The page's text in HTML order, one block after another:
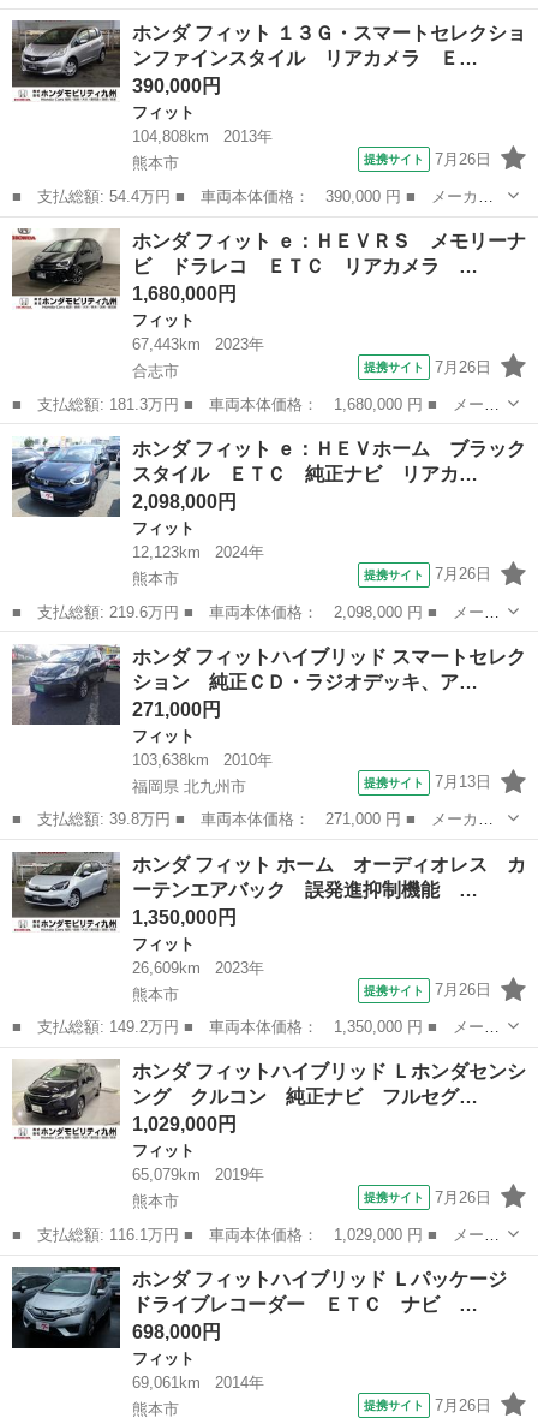
名： ホンダ ■ 車種名： フィットハイブリッド ■ グレード
名： スマートセレクション 販売店保証付き／ユーザー買取車／純
正ナビ・ＴＶ／バ...
福岡 筑紫郡 フィット
ホンダ フィット １３Ｇ・スマートセレクショ
ンファインスタイル リアカメラ Ｅ…
390,000円
フィット
104,808km
2013年
熊本市
提携サイト 7月26日
■ 支払総額: 54.4万円 ■ 車両本体価格： 390,000 円 ■ メーカー
名： ホンダ ■ 車種名： フィット ■ グレード名： １３Ｇ・ス
マートセレクションファインスタイル リアカメラ ＥＴＣ スマー
トキー ＨＩ...
熊本 熊本市 フィット
ホンダ フィット ｅ：ＨＥＶＲＳ メモリーナ
ビ ドラレコ ＥＴＣ リアカメラ …
1,680,000円
フィット
67,443km
2023年
合志市
提携サイト 7月26日
■ 支払総額: 181.3万円 ■ 車両本体価格： 1,680,000 円 ■ メーカ
ー名： ホンダ ■ 車種名： フィット ■ グレード名： ｅ：ＨＥ
ＶＲＳ メモリーナビ ドラレコ ＥＴＣ リアカメラ オートクル
ーズ ナ...
熊本 合志市 フィット
ホンダ フィット ｅ：ＨＥＶホーム ブラック
スタイル ＥＴＣ 純正ナビ リアカ…
2,098,000円
フィット
12,123km
2024年
熊本市
提携サイト 7月26日
■ 支払総額: 219.6万円 ■ 車両本体価格： 2,098,000 円 ■ メーカ
ー名： ホンダ ■ 車種名： フィット ■ グレード名： ｅ：ＨＥ
Ｖホーム ブラックスタイル ＥＴＣ 純正ナビ リアカメラ スマ
ートキー...
熊本 熊本市 フィット
ホンダ フィットハイブリッド スマートセレク
ション 純正ＣＤ・ラジオデッキ、ア…
271,000円
フィット
103,638km
2010年
福岡県 北九州市
提携サイト 7月13日
■ 支払総額: 39.8万円 ■ 車両本体価格： 271,000 円 ■ メーカー
名： ホンダ ■ 車種名： フィットハイブリッド ■ グレード
名： スマートセレクション 純正ＣＤ・ラジオデッキ、アイドリン
グストップ、クル...
福岡 北九州市 フィット
ホンダ フィット ホーム オーディオレス カ
ーテンエアバック 誤発進抑制機能 …
1,350,000円
フィット
26,609km
2023年
熊本市
提携サイト 7月26日
■ 支払総額: 149.2万円 ■ 車両本体価格： 1,350,000 円 ■ メーカ
ー名： ホンダ ■ 車種名： フィット ■ グレード名： ホーム
オーディオレス カーテンエアバック 誤発進抑制機能 前後障害物
センサー...
熊本 熊本市 フィット
ホンダ フィットハイブリッド Ｌホンダセンシ
ング クルコン 純正ナビ フルセグ…
1,029,000円
フィット
65,079km
2019年
熊本市
提携サイト 7月26日
■ 支払総額: 116.1万円 ■ 車両本体価格： 1,029,000 円 ■ メーカ
ー名： ホンダ ■ 車種名： フィットハイブリッド ■ グレード
名： Ｌホンダセンシング クルコン 純正ナビ フルセグ ＥＴ
Ｃ スマート...
熊本 熊本市 フィット
ホンダ フィットハイブリッド Ｌパッケージ
ドライブレコーダー ＥＴＣ ナビ …
698,000円
フィット
69,061km
2014年
熊本市
提携サイト 7月26日